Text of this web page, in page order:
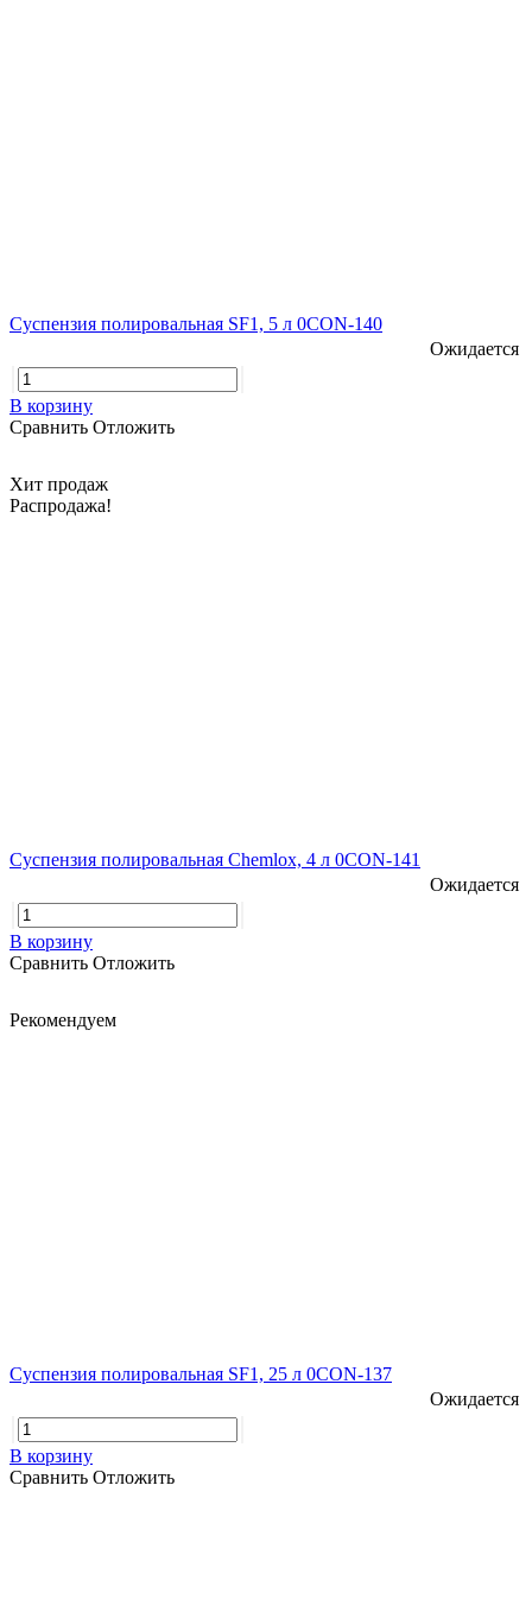
Суспензия полировальная SF1, 5 л 0CON-140
Ожидается
В корзину
Сравнить Отложить
Хит продаж
Распродажа!
Суспензия полировальная Chemlox, 4 л 0CON-141
Ожидается
В корзину
Сравнить Отложить
Рекомендуем
Суспензия полировальная SF1, 25 л 0CON-137
Ожидается
В корзину
Сравнить Отложить